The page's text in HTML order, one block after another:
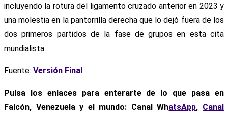
incluyendo la rotura del ligamento cruzado anterior en 2023 y
una molestia en la pantorrilla derecha que lo dejó fuera de los
dos primeros partidos de la fase de grupos en esta cita
mundialista.
Fuente: Versión Final
Pulsa los enlaces para enterarte de lo que pasa en
Falcón, Venezuela y el mundo: Canal WhatsApp, Canal